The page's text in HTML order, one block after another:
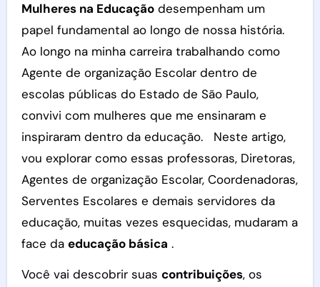
Mulheres na Educaçãodesempenham um
papel fundamental ao longo de nossa história.
Ao longo na minha carreira trabalhando como
Agente de organização Escolar dentro de
escolas públicas do Estado de São Paulo,
convivi com mulheres que me ensinaram e
inspiraram dentro da educação. Neste artigo,
vou explorar como essas professoras, Diretoras,
Agentes de organização Escolar, Coordenadoras,
Serventes Escolares e demais servidores da
educação, muitas vezes esquecidas, mudaram a
face da educação básica .
Você vai descobrir suas contribuições, os